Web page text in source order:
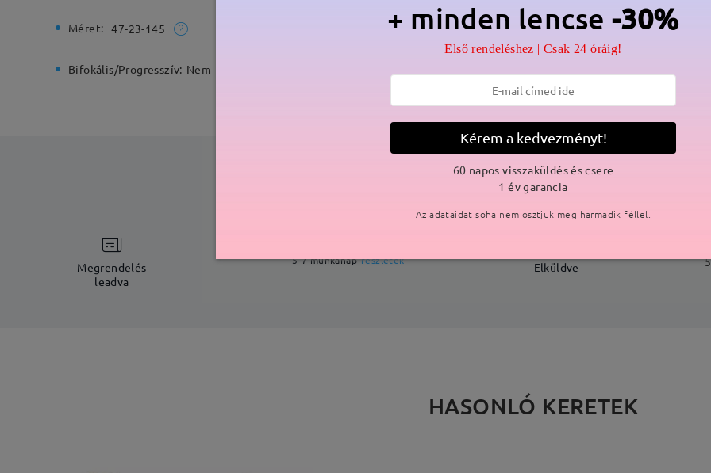
Méret: 47-23-145 Teljes szélesség: 132 mm ( Közepes) Lencse átlós méret: 49 mm
Bifokális/Progresszív: Nem
SZÁLLÍTÁS
Megrendelés
leadva
5-7 munkanap részletek Elküldve
HASONLÓ KERETEK
+ minden lencse -30%
Első rendeléshez | Csak 24 óráig!
Kérem a kedvezményt!
60 napos visszaküldés és csere
1 év garancia
Az adataidat soha nem osztjuk meg harmadik féllel.